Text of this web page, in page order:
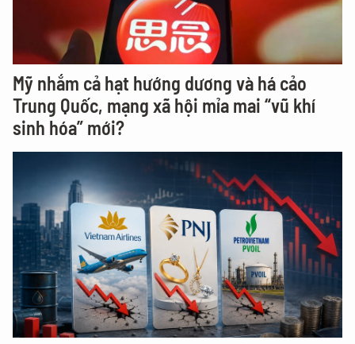
Mỹ nhắm cả hạt hướng dương và há cảo
Trung Quốc, mạng xã hội mỉa mai “vũ khí
sinh hóa” mới?